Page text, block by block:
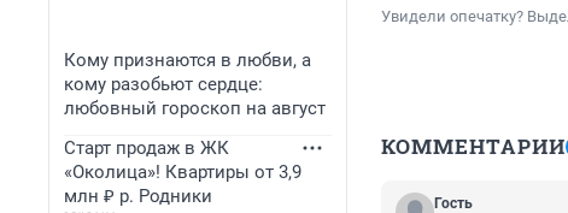
Кому признаются в любви, а
кому разобьют сердце:
любовный гороскоп на август
Старт продаж в ЖК
«Околица»! Квартиры от 3,9
млн ₽ р. Родники
Увидели опечатку?
КОММЕНТАРИИ
Гость